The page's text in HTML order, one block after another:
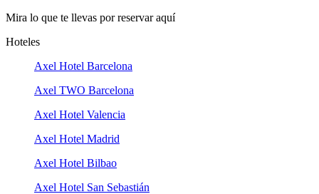
Mira lo que te llevas por reservar aquí
Hoteles
Axel Hotel Barcelona
Axel TWO Barcelona
Axel Hotel Valencia
Axel Hotel Madrid
Axel Hotel Bilbao
Axel Hotel San Sebastián